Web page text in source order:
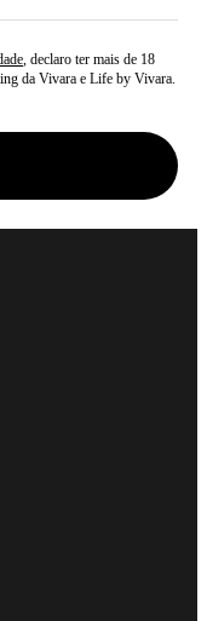
, declaro ter mais de 18
da Vivara e Life by Vivara.